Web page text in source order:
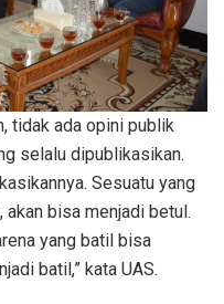
tidak ada opini publik
selalu dipublikasikan.
Sesuatu yang
bisa menjadi betul.
yang batil bisa
batil,” kata UAS.